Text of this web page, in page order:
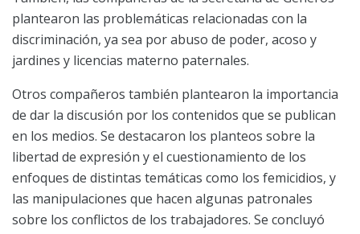
plantearon las problemáticas relacionadas con la
discriminación, ya sea por abuso de poder, acoso y
jardines y licencias materno paternales.
Otros compañeros también plantearon la importancia
de dar la discusión por los contenidos que se publican
en los medios. Se destacaron los planteos sobre la
libertad de expresión y el cuestionamiento de los
enfoques de distintas temáticas como los femicidios, y
las manipulaciones que hacen algunas patronales
sobre los conflictos de los trabajadores. Se concluyó